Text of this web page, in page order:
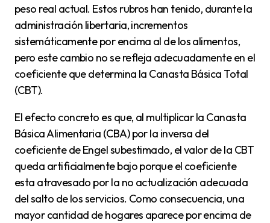
peso real actual. Estos rubros han tenido, durante la
administración libertaria, incrementos
sistemáticamente por encima al de los alimentos,
pero este cambio no se refleja adecuadamente en el
coeficiente que determina la Canasta Básica Total
(CBT).
El efecto concreto es que, al multiplicar la Canasta
Básica Alimentaria (CBA) por la inversa del
coeficiente de Engel subestimado, el valor de la CBT
queda artificialmente bajo porque el coeficiente
esta atravesado por la no actualización adecuada
del salto de los servicios. Como consecuencia, una
mayor cantidad de hogares aparece por encima de